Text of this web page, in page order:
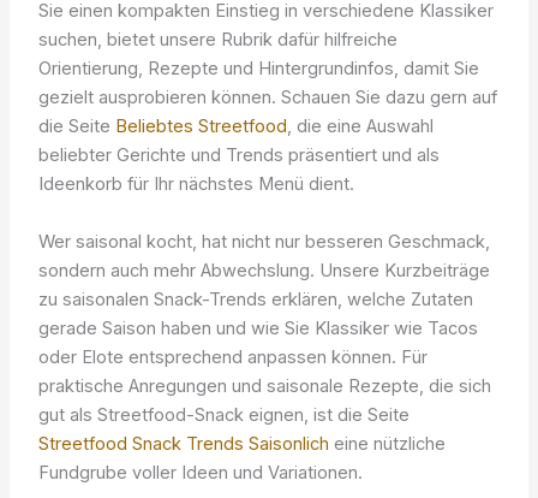
Sie einen kompakten Einstieg in verschiedene Klassiker
suchen, bietet unsere Rubrik dafür hilfreiche
Orientierung, Rezepte und Hintergrundinfos, damit Sie
gezielt ausprobieren können. Schauen Sie dazu gern auf
die Seite Beliebtes Streetfood, die eine Auswahl
beliebter Gerichte und Trends präsentiert und als
Ideenkorb für Ihr nächstes Menü dient.
Wer saisonal kocht, hat nicht nur besseren Geschmack,
sondern auch mehr Abwechslung. Unsere Kurzbeiträge
zu saisonalen Snack-Trends erklären, welche Zutaten
gerade Saison haben und wie Sie Klassiker wie Tacos
oder Elote entsprechend anpassen können. Für
praktische Anregungen und saisonale Rezepte, die sich
gut als Streetfood-Snack eignen, ist die Seite
Streetfood Snack Trends Saisonlich eine nützliche
Fundgrube voller Ideen und Variationen.